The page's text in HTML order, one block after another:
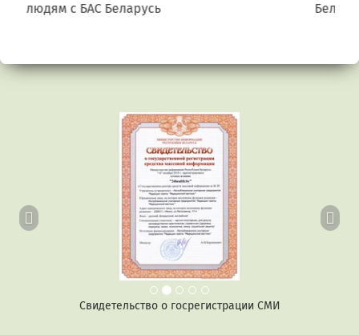
Беларусь. Gluten free
Свидетельство о госрегистрации СМИ
Предыдущий